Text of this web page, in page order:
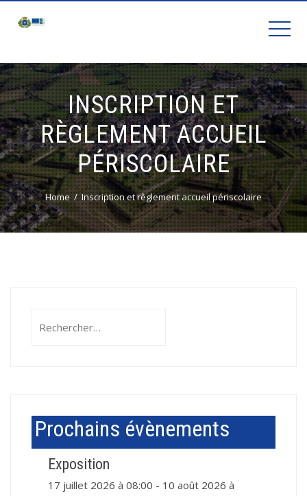
INSCRIPTION ET
RÈGLEMENT ACCUEIL
PÉRISCOLAIRE
Home Inscription et règlement accueil périscolaire
Prochains évènements
Exposition
17 juillet 2026 à 08:00 - 10 août 2026 à